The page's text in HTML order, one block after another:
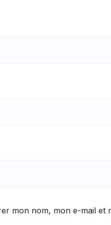
mon nom, mon e-mail et